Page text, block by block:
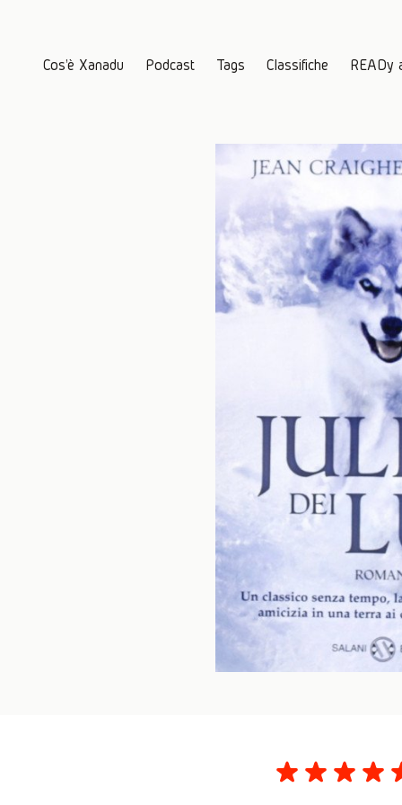
Cos'è Xanadu Podcast Tags Classifiche READy